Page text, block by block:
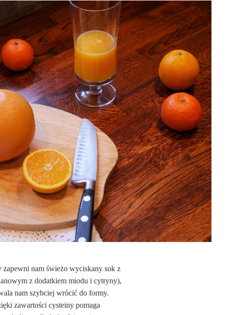
nam świeżo wyciskany sok z
z dodatkiem miodu i cytryny),
nam szybciej wrócić do formy.
zawartości cysteiny pomaga